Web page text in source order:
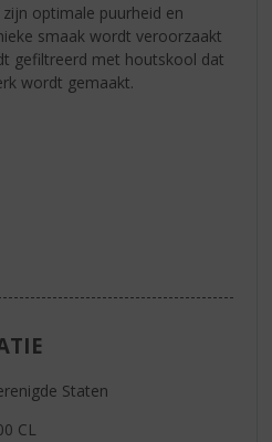
optimale puurheid en
smaak wordt veroorzaakt
gefiltreerd met houtskool dat
wordt gemaakt.
Staten
CL